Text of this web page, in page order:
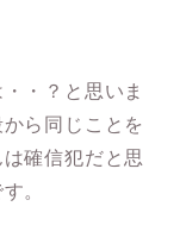
・？と思いま
ら同じことを
確信犯だと思
。